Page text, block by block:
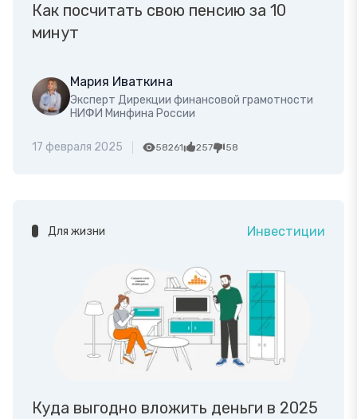
Как посчитать свою пенсию за 10
минут
Мария Иваткина
Эксперт Дирекции финансовой грамотности
НИФИ Минфина России
17 февраля 2025 58261 257 58
Для жизни Инвестиции
Куда выгодно вложить деньги в 2025